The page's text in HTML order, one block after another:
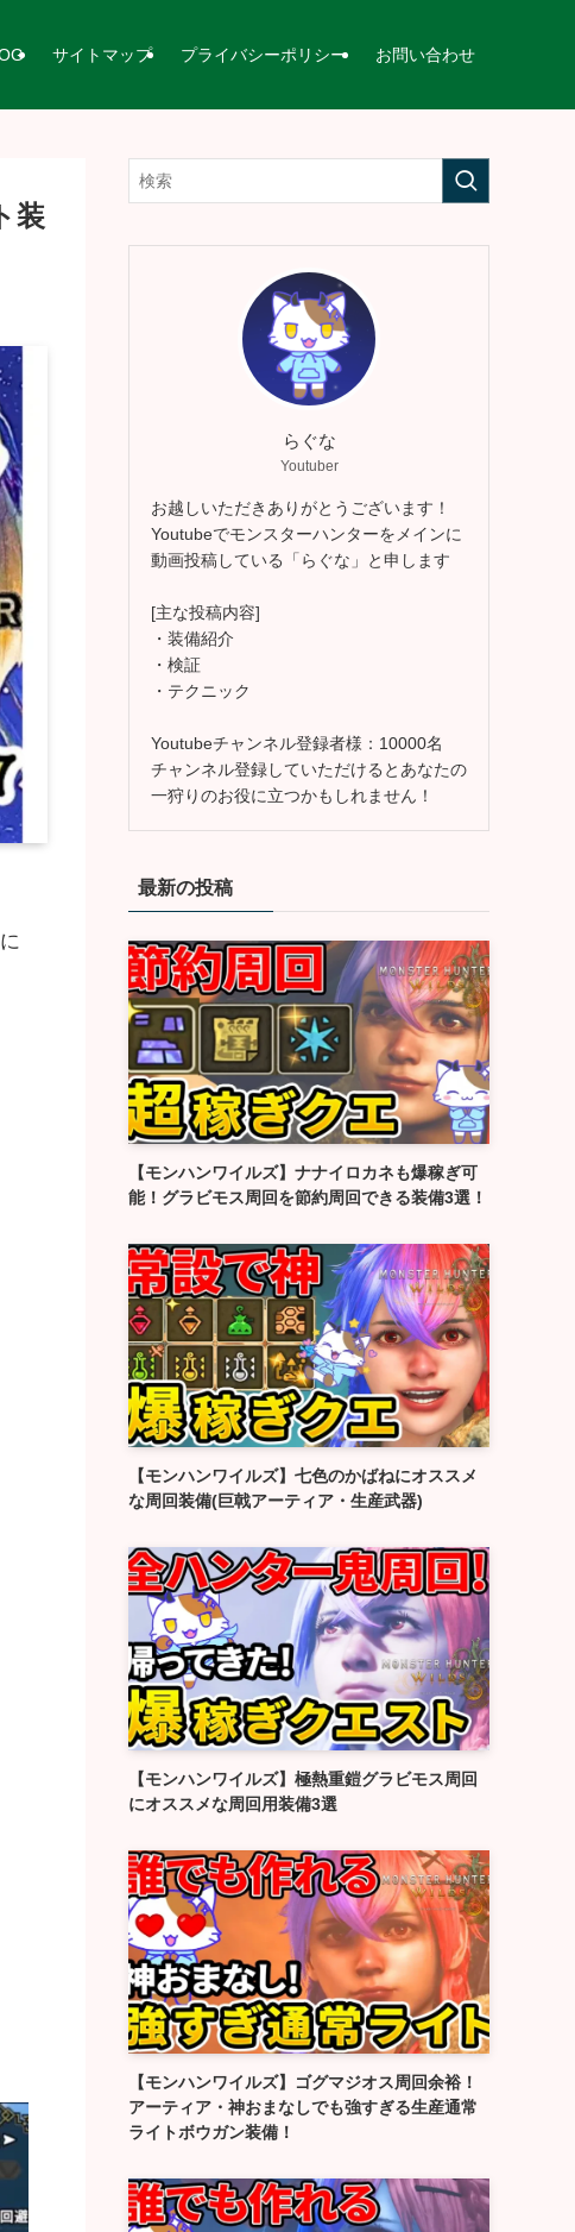
サイトマップ プライバシーポリシー お問い合わせ
装
らぐな
Youtuber
お越しいただきありがとうございます！
Youtubeでモンスターハンターをメインに
動画投稿している「らぐな」と申します
[主な投稿内容]
・装備紹介
・検証
・テクニック
Youtubeチャンネル登録者様：10000名
チャンネル登録していただけるとあなたの
一狩りのお役に立つかもしれません！
最新の投稿
【モンハンワイルズ】ナナイロカネも爆稼ぎ可
能！グラビモス周回を節約周回できる装備3選！
【モンハンワイルズ】七色のかばねにオススメ
な周回装備(巨戟アーティア・生産武器)
【モンハンワイルズ】極熱重鎧グラビモス周回
にオススメな周回用装備3選
【モンハンワイルズ】ゴグマジオス周回余裕！
アーティア・神おまなしでも強すぎる生産通常
ライトボウガン装備！